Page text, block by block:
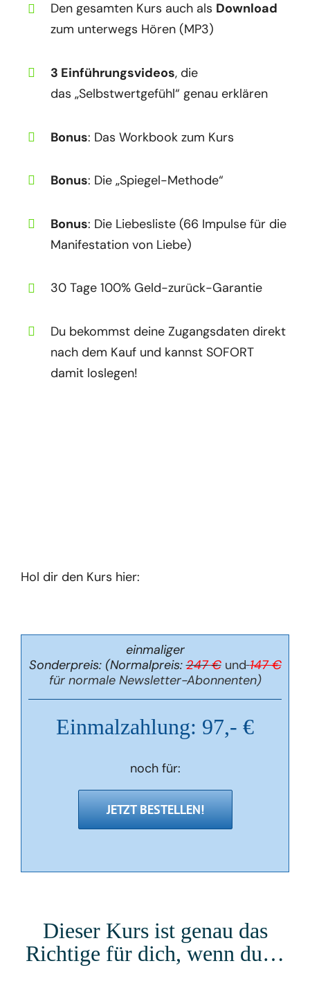
Den gesamten Kurs auch als Download
zum unterwegs Hören (MP3)
3 Einführungsvideos, die
das „Selbstwertgefühl“ genau erklären
Bonus: Das Workbook zum Kurs
Bonus: Die „Spiegel-Methode“
Bonus: Die Liebesliste (66 Impulse für die
Manifestation von Liebe)
30 Tage 100% Geld-zurück-Garantie
Du bekommst deine Zugangsdaten direkt
nach dem Kauf und kannst SOFORT
damit loslegen!
Hol dir den Kurs hier:
einmaliger
Sonderpreis: (Normalpreis:247 €und 147 €
für normale Newsletter-Abonnenten)
Einmalzahlung: 97,- €
noch für:
JETZT BESTELLEN!
Dieser Kurs ist genau das
Richtige für dich, wenn du…